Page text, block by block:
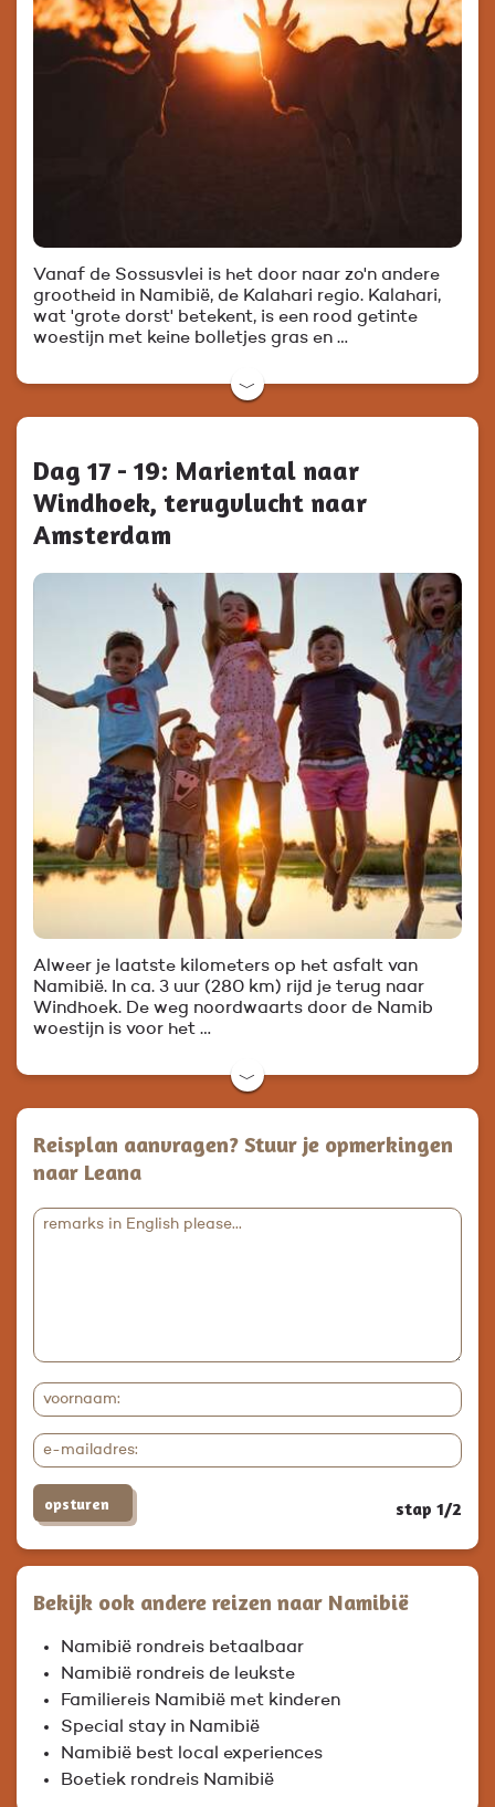
Vanaf de Sossusvlei is het door naar zo'n andere
grootheid in Namibië, de Kalahari regio. Kalahari,
wat 'grote dorst' betekent, is een rood getinte
woestijn met keine bolletjes gras en …
﹀
Dag 17 - 19: Mariental naar
Windhoek, terugvlucht naar
Amsterdam
Alweer je laatste kilometers op het asfalt van
Namibië. In ca. 3 uur (280 km) rijd je terug naar
Windhoek. De weg noordwaarts door de Namib
woestijn is voor het …
﹀
Reisplan aanvragen? Stuur je opmerkingen
naar Leana
opsturen stap 1/2
Bekijk ook andere reizen naar Namibië
Namibië rondreis betaalbaar
Namibië rondreis de leukste
Familiereis Namibië met kinderen
Special stay in Namibië
Namibië best local experiences
Boetiek rondreis Namibië